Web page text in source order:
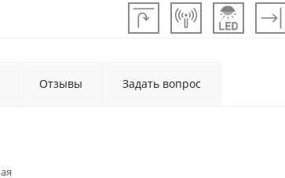
Отзывы Задать вопрос